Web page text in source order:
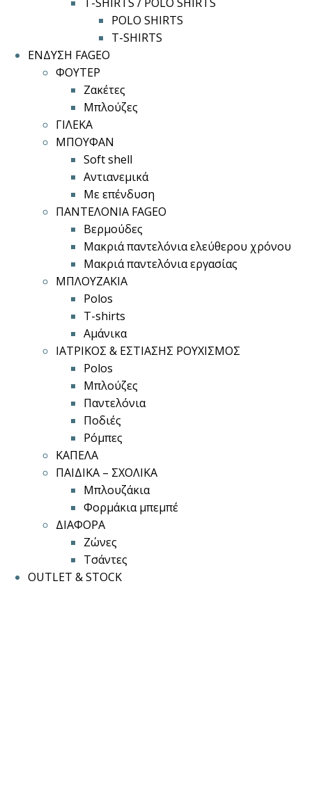
POLO SHIRTS
T-SHIRTS
ΕΝΔΥΣΗ FAGEO
ΦΟΥΤΕΡ
Ζακέτες
Μπλούζες
ΓΙΛΕΚΑ
ΜΠΟΥΦΑΝ
Soft shell
Αντιανεμικά
Με επένδυση
ΠΑΝΤΕΛΟΝΙΑ FAGEO
Βερμούδες
Μακριά παντελόνια ελεύθερου χρόνου
Μακριά παντελόνια εργασίας
ΜΠΛΟΥΖΑΚΙΑ
Polos
T-shirts
Αμάνικα
ΙΑΤΡΙΚΟΣ & ΕΣΤΙΑΣΗΣ ΡΟΥΧΙΣΜΟΣ
Polos
Μπλούζες
Παντελόνια
Ποδιές
Ρόμπες
ΚΑΠΕΛΑ
ΠΑΙΔΙΚΑ – ΣΧΟΛΙΚΑ
Μπλουζάκια
Φορμάκια μπεμπέ
ΔΙΑΦΟΡΑ
Ζώνες
Τσάντες
OUTLET & STOCK